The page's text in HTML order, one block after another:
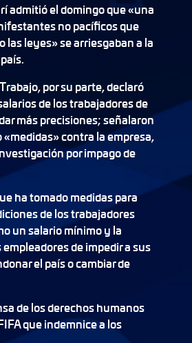
admitió el domingo que «una
no pacíficos que
las leyes» se arriesgaban a la
por su parte, declaró
de los trabajadores de
más precisiones; señalaron
contra la empresa,
por impago de
ha tomado medidas para
de los trabajadores
un salario mínimo y la
de impedir a sus
el país o cambiar de
de los derechos humanos
que indemnice a los